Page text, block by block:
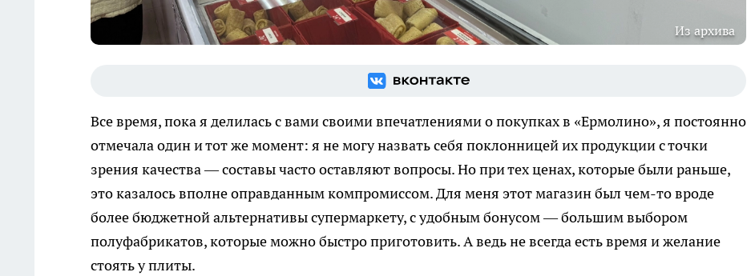
Из архива
Все время, пока я делилась с вами своими впечатлениями о покупках в «Ермолино», я постоянно
отмечала один и тот же момент: я не могу назвать себя поклонницей их продукции с точки
зрения качества — составы часто оставляют вопросы. Но при тех ценах, которые были раньше,
это казалось вполне оправданным компромиссом. Для меня этот магазин был чем-то вроде
более бюджетной альтернативы супермаркету, с удобным бонусом — большим выбором
полуфабрикатов, которые можно быстро приготовить. А ведь не всегда есть время и желание
стоять у плиты.